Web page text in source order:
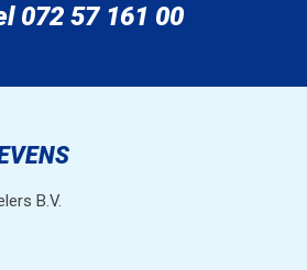
072 57 161 00
B.V.